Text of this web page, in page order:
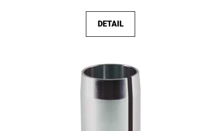
DETAIL